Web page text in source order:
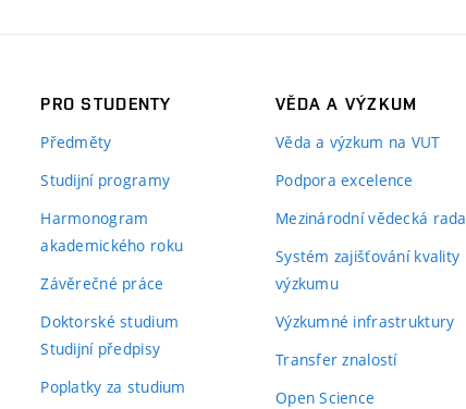
PRO STUDENTY
Předměty
Studijní programy
Harmonogram
akademického roku
Závěrečné práce
Doktorské studium
Studijní předpisy
Poplatky za studium
VĚDA A VÝZKUM
Věda a výzkum na VUT
Podpora excelence
Mezinárodní vědecká rada
Systém zajišťování kvality
výzkumu
Výzkumné infrastruktury
Transfer znalostí
Open Science